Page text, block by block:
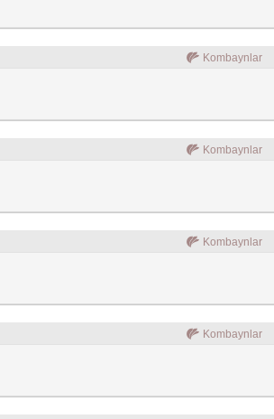
Kombaynlar
Kombaynlar
Kombaynlar
Kombaynlar